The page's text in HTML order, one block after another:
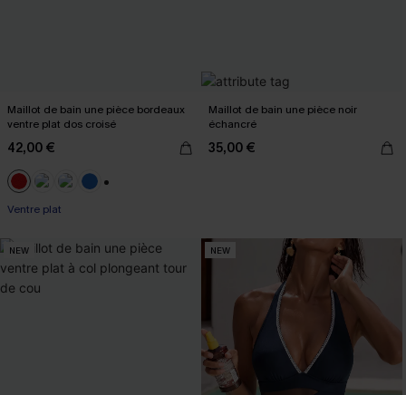
Maillot de bain une pièce bordeaux
ventre plat dos croisé
42,00 €
Ventre plat
Maillot de bain une pièce noir
échancré
35,00 €
NEW NEW